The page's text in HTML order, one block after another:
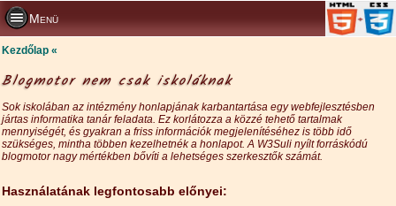
Menü
Kezdőlap
Blogmotor nem csak iskoláknak
Sok iskolában az intézmény honlapjának karbantartása egy webfejlesztésben
jártas informatika tanár feladata. Ez korlátozza a közzé tehető tartalmak
mennyiségét, és gyakran a friss információk megjelenítéséhez is több idő
szükséges, mintha többen kezelhetnék a honlapot. A W3Suli nyílt forráskódú
blogmotor nagy mértékben bővíti a lehetséges szerkesztők számát.
Használatának legfontosabb előnyei: